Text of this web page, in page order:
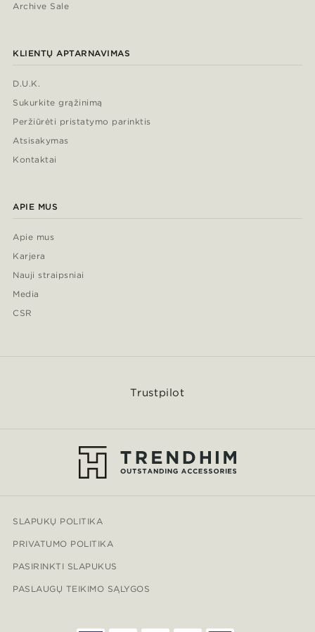
Archive Sale
KLIENTŲ APTARNAVIMAS
D.U.K.
Sukurkite grąžinimą
Peržiūrėti pristatymo parinktis
Atsisakymas
Kontaktai
APIE MUS
Apie mus
Karjera
Nauji straipsniai
Media
CSR
Trustpilot
SLAPUKŲ POLITIKA
PRIVATUMO POLITIKA
PASIRINKTI SLAPUKUS
PASLAUGŲ TEIKIMO SĄLYGOS